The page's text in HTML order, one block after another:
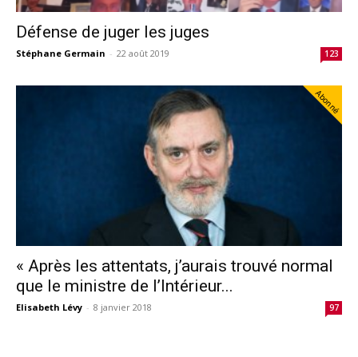
Défense de juger les juges
Stéphane Germain - 22 août 2019 123
Abonné
« Après les attentats, j’aurais trouvé normal
que le ministre de l’Intérieur...
Elisabeth Lévy - 8 janvier 2018 97